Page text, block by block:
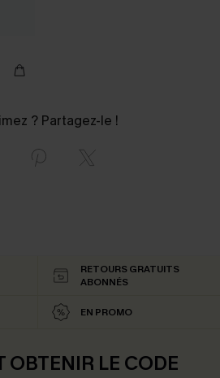
? Partagez-le !
RETOURS GRATUITS
ABONNÉS
EN PROMO
OBTENIR LE CODE